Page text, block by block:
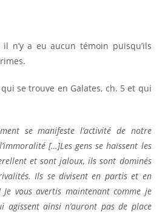
n’y a eu aucun témoin puisqu’ils
se trouve en Galates, ch. 5 et qui
se manifeste l’activité de notre
[…]Les gens se haïssent les
et sont jaloux, ils sont dominés
Ils se divisent en partis et en
vous avertis maintenant comme je
agissent ainsi n’auront pas de place